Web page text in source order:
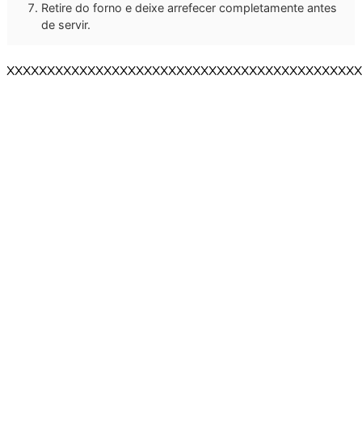
Retire do forno e deixe arrefecer completamente antes
de servir.